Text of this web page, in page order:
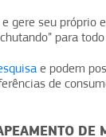
gere seu próprio
para
e podem
de
DE